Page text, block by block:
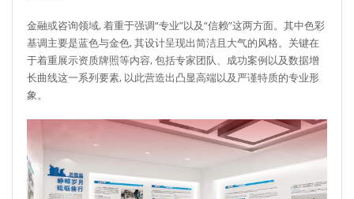
金融或咨询领域, 着重于强调“专业”以及“信赖”这两方面。其中色彩
基调主要是蓝色与金色, 其设计呈现出简洁且大气的风格。关键在
于着重展示资质牌照等内容, 包括专家团队、成功案例以及数据增
长曲线这一系列要素, 以此营造出凸显高端以及严谨特质的专业形
象。